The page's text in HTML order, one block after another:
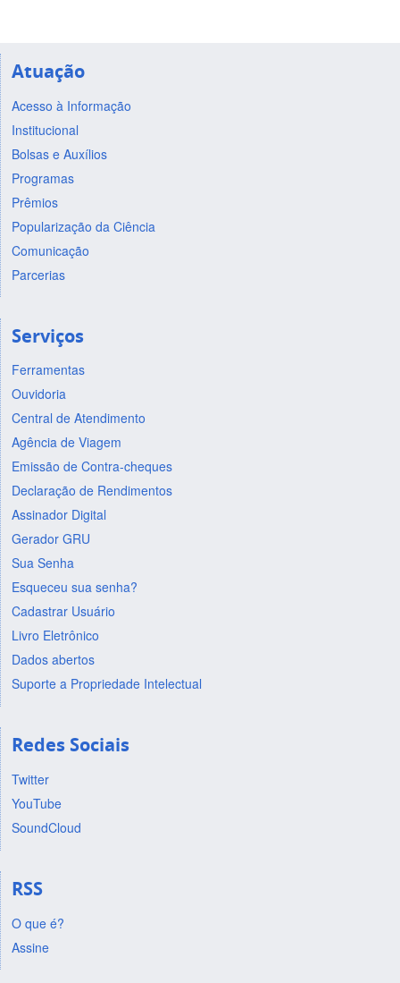
Atuação
Acesso à Informação
Institucional
Bolsas e Auxílios
Programas
Prêmios
Popularização da Ciência
Comunicação
Parcerias
Serviços
Ferramentas
Ouvidoria
Central de Atendimento
Agência de Viagem
Emissão de Contra-cheques
Declaração de Rendimentos
Assinador Digital
Gerador GRU
Sua Senha
Esqueceu sua senha?
Cadastrar Usuário
Livro Eletrônico
Dados abertos
Suporte a Propriedade Intelectual
Redes Sociais
Twitter
YouTube
SoundCloud
RSS
O que é?
Assine